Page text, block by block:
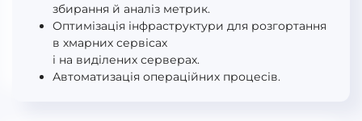
збирання й аналіз метрик.
Оптимізація інфраструктури для розгортання
в хмарних сервісах
і на виділених серверах.
Автоматизація операційних процесів.